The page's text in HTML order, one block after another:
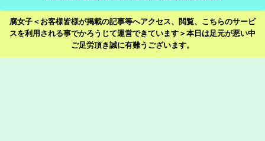
腐女子＜お客様皆様が掲載の記事等へアクセス、閲覧、こちらのサービ
スを利用される事でかろうじて運営できています＞本日は足元が悪い中
ご足労頂き誠に有難うございます。